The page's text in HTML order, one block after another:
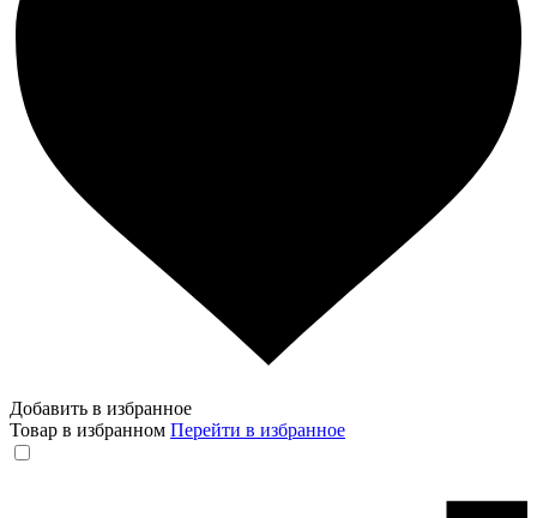
Добавить в избранное
Товар в избранном Перейти в избранное